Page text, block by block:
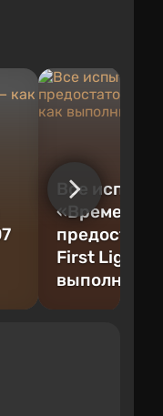
Все
«Времени
First Light —
выполнить